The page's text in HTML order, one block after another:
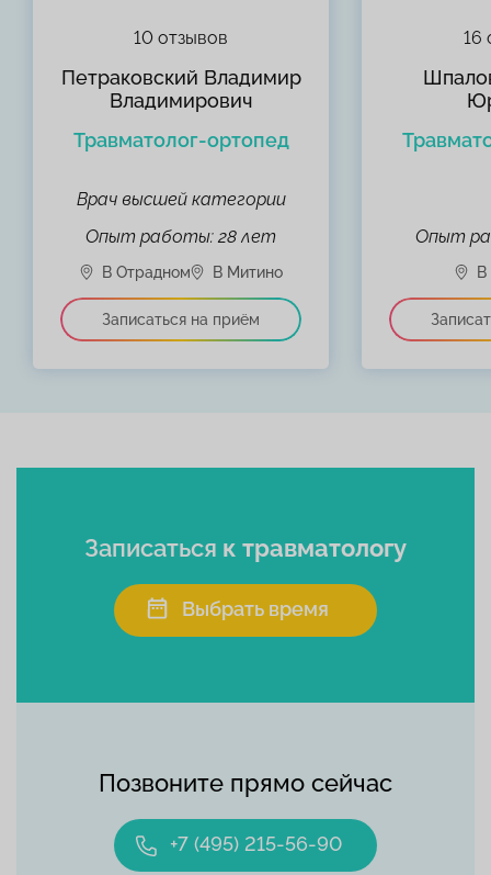
10 отзывов
Петраковский Владимир
Владимирович
Травматолог-ортопед
Врач высшей категории
Опыт работы: 28 лет
16
Опыт
Позвоните прямо сейчас
+7 (495) 215-56-90
Записаться к травматологу
Выбрать время